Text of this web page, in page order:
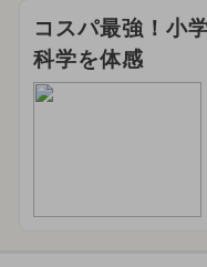
コスパ最強！小
科学を体感